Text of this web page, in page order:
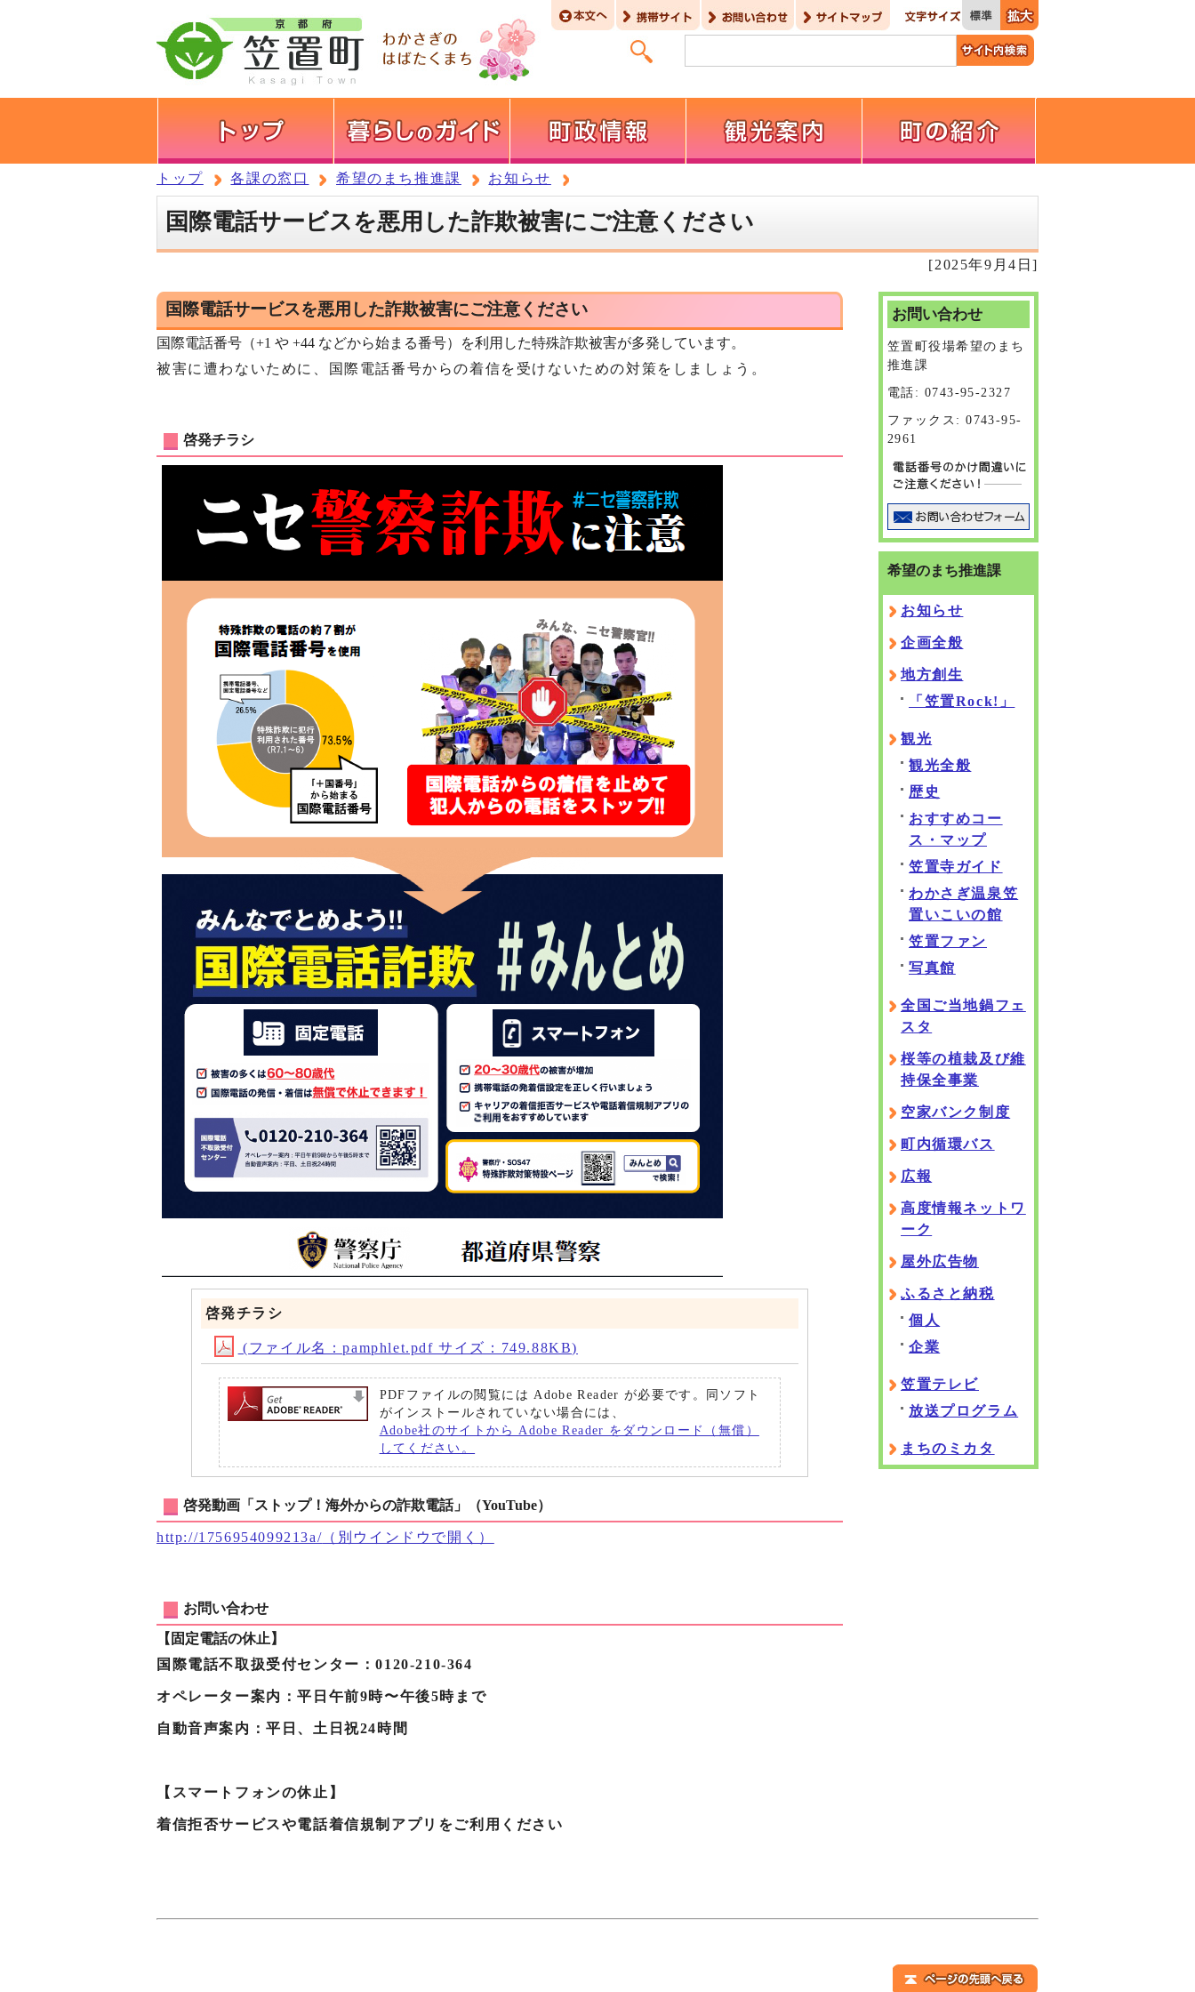
トップ 各課の窓口 希望のまち推進課 お知らせ
国際電話サービスを悪用した詐欺被害にご注意ください
[2025年9月4日]
国際電話サービスを悪用した詐欺被害にご注意ください
国際電話番号（+1 や +44 などから始まる番号）を利用した特殊詐欺被害が多発しています。
被害に遭わないために、国際電話番号からの着信を受けないための対策をしましょう。
啓発チラシ
啓発チラシ
(ファイル名：pamphlet.pdf サイズ：749.88KB)
PDFファイルの閲覧には Adobe Reader が必要です。同ソフト
がインストールされていない場合には、
Adobe社のサイトから Adobe Reader をダウンロード（無償）
してください。
啓発動画「ストップ！海外からの詐欺電話」（YouTube）
http://1756954099213a/ （別ウインドウで開く）
お問い合わせ
【固定電話の休止】
国際電話不取扱受付センター：0120-210-364
オペレーター案内：平日午前9時〜午後5時まで
自動音声案内：平日、土日祝24時間
【スマートフォンの休止】
着信拒否サービスや電話着信規制アプリをご利用ください
お問い合わせ
笠置町役場希望のまち
推進課
電話: 0743-95-2327
ファックス: 0743-95-
2961
希望のまち推進課
お知らせ
企画全般
地方創生
「笠置Rock!」
観光
観光全般
歴史
おすすめコー
ス・マップ
笠置寺ガイド
わかさぎ温泉笠
置いこいの館
笠置ファン
写真館
全国ご当地鍋フェ
スタ
桜等の植栽及び維
持保全事業
空家バンク制度
町内循環バス
広報
高度情報ネットワ
ーク
屋外広告物
ふるさと納税
個人
企業
笠置テレビ
放送プログラム
まちのミカタ